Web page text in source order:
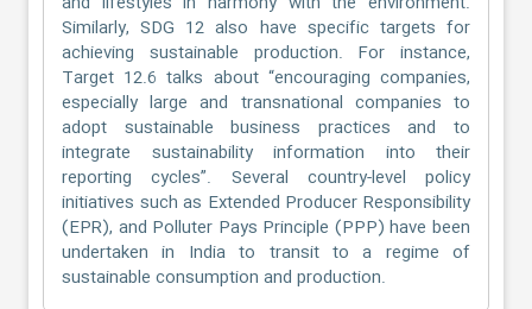
Similarly, SDG 12 also have specific targets for
achieving sustainable production. For instance,
Target 12.6 talks about “encouraging companies,
especially large and transnational companies to
adopt sustainable business practices and to
integrate sustainability information into their
reporting cycles”. Several country-level policy
initiatives such as Extended Producer Responsibility
(EPR), and Polluter Pays Principle (PPP) have been
undertaken in India to transit to a regime of
sustainable consumption and production.